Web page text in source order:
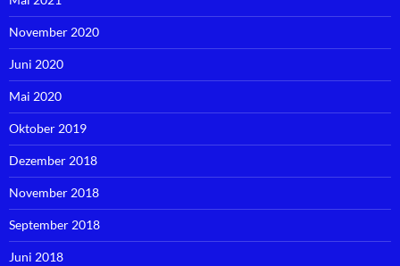
November 2020
Juni 2020
Mai 2020
Oktober 2019
Dezember 2018
November 2018
September 2018
Juni 2018